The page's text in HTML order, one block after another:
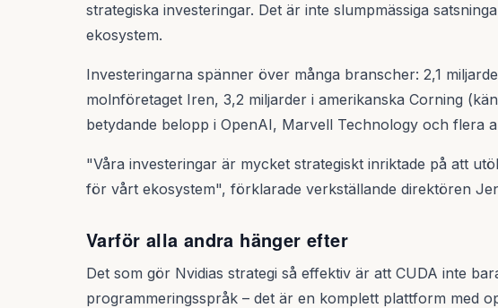
strategiska investeringar. Det är inte slumpmässiga
ekosystem.
Investeringarna spänner över många branscher: 2,1
molnföretaget Iren, 3,2 miljarder i amerikanska Corning
betydande belopp i OpenAI, Marvell Technology och flera
"Våra investeringar är mycket strategiskt inriktade på att
för vårt ekosystem", förklarade verkställande direktören
Varför alla andra hänger efter
Det som gör Nvidias strategi så effektiv är att CUDA inte
programmeringsspråk – det är en komplett plattform med